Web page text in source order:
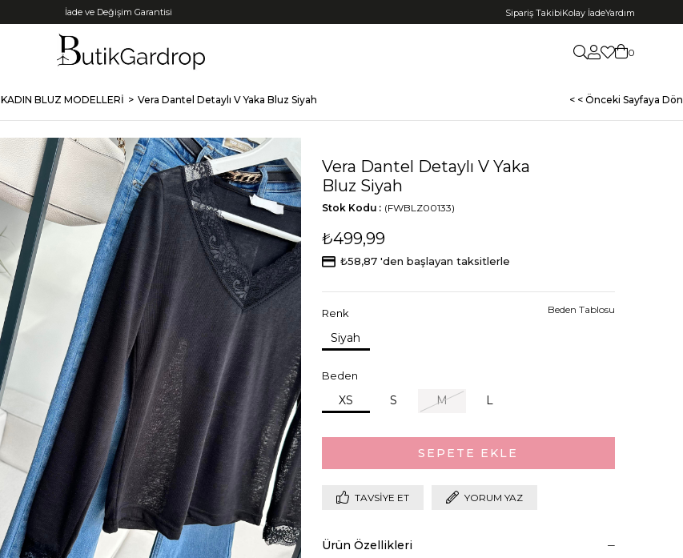
Tüm Kredi Kartlarına +12 Taksit İmkanı! Sipariş TakibiKolay İadeYardım
0
KADIN BLUZ MODELLERİ Vera Dantel Detaylı V Yaka Bluz Siyah < < Önceki Sayfaya Dön
Vera Dantel Detaylı V Yaka
Bluz Siyah
(FWBLZ00133)
Stok Kodu
₺499,99
₺58,87 'den başlayan taksitlerle
Renk
Siyah
Beden
XS S M L
Beden Tablosu
TAVSIYE ET YORUM YAZ
Ürün Özellikleri